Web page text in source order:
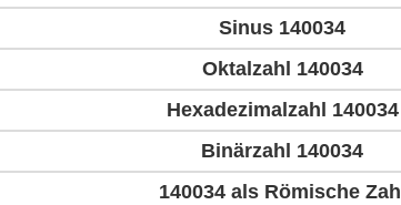
Sinus 140034
Oktalzahl 140034
Hexadezimalzahl 140034
Binärzahl 140034
140034 als Römische Zahl